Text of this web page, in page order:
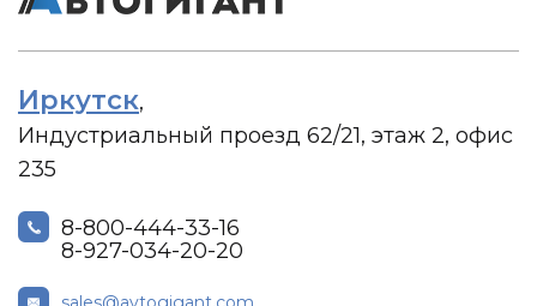
Иркутск,
Индустриальный проезд 62/21, этаж 2, офис
235
8-800-444-33-16
8-927-034-20-20